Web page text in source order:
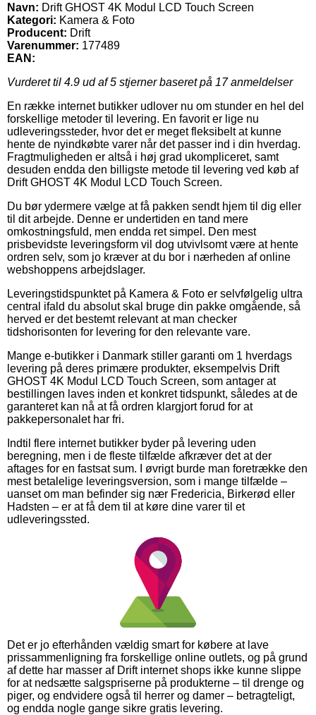
Navn: Drift GHOST 4K Modul LCD Touch Screen
Kategori: Kamera & Foto
Producent: Drift
Varenummer: 177489
EAN:
Vurderet til 4.9 ud af 5 stjerner baseret på 17anmeldelser
En række internet butikker udlover nu om stunder en hel del
forskellige metoder til levering. En favorit er lige nu
udleveringssteder, hvor det er meget fleksibelt at kunne
hente de nyindkøbte varer når det passer ind i din hverdag.
Fragtmuligheden er altså i høj grad ukompliceret, samt
desuden endda den billigste metode til levering ved køb af
Drift GHOST 4K Modul LCD Touch Screen.
Du bør ydermere vælge at få pakken sendt hjem til dig eller
til dit arbejde. Denne er undertiden en tand mere
omkostningsfuld, men endda ret simpel. Den mest
prisbevidste leveringsform vil dog utvivlsomt være at hente
ordren selv, som jo kræver at du bor i nærheden af online
webshoppens arbejdslager.
Leveringstidspunktet på Kamera & Foto er selvfølgelig ultra
central ifald du absolut skal bruge din pakke omgående, så
herved er det bestemt relevant at man checker
tidshorisonten for levering for den relevante vare.
Mange e-butikker i Danmark stiller garanti om 1 hverdags
levering på deres primære produkter, eksempelvis Drift
GHOST 4K Modul LCD Touch Screen, som antager at
bestillingen laves inden et konkret tidspunkt, således at de
garanteret kan nå at få ordren klargjort forud for at
pakkepersonalet har fri.
Indtil flere internet butikker byder på levering uden
beregning, men i de fleste tilfælde afkræver det at der
aftages for en fastsat sum. I øvrigt burde man foretrække den
mest betalelige leveringsversion, som i mange tilfælde –
uanset om man befinder sig nær Fredericia, Birkerød eller
Hadsten – er at få dem til at køre dine varer til et
udleveringssted.
Det er jo efterhånden vældig smart for købere at lave
prissammenligning fra forskellige online outlets, og på grund
af dette har masser af Drift internet shops ikke kunne slippe
for at nedsætte salgspriserne på produkterne – til drenge og
piger, og endvidere også til herrer og damer – betragteligt,
og endda nogle gange sikre gratis levering.